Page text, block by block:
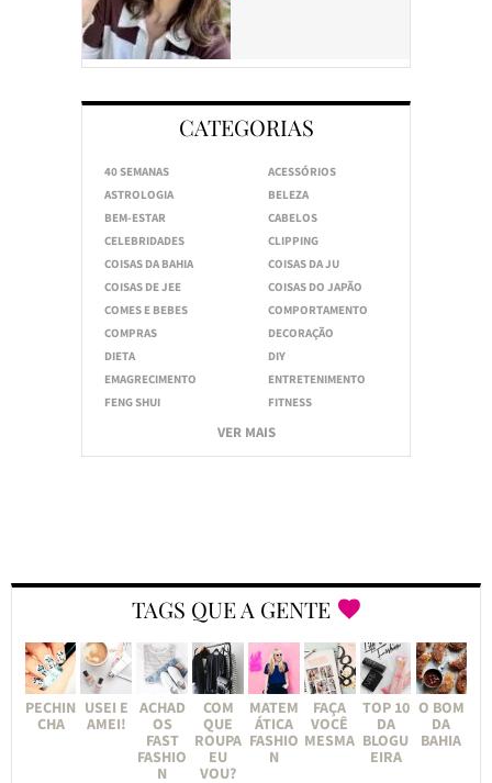
CATEGORIAS
40 SEMANAS
ACESSÓRIOS
ASTROLOGIA
BELEZA
BEM-ESTAR
CABELOS
CELEBRIDADES
CLIPPING
COISAS DA BAHIA
COISAS DA JU
COISAS DE JEE
COISAS DO JAPÃO
COMES E BEBES
COMPORTAMENTO
COMPRAS
DECORAÇÃO
DIETA
DIY
EMAGRECIMENTO
ENTRETENIMENTO
FENG SHUI
FITNESS
VER MAIS
TAGS QUE A GENTE
PECHIN
CHA
USEI E
AMEI!
ACHAD
OS
FAST
FASHIO
N
COM
QUE
ROUPA
EU
VOU?
MATEM
ÁTICA
FASHIO
N
FAÇA
VOCÊ
MESMA
TOP 10
DA
BLOGU
EIRA
O BOM
DA
BAHIA